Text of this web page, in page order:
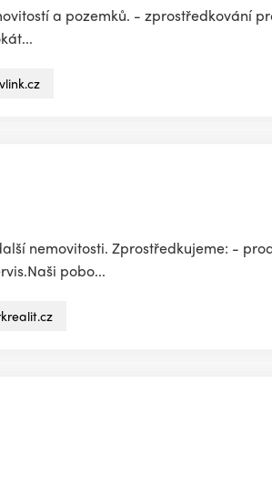
a pozemků. - zprostředkování
nemovitosti. Zprostředkujeme: -
pobo...